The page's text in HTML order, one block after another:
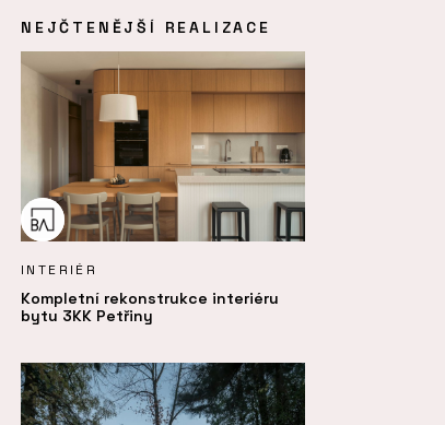
NEJČTENĚJŠÍ REALIZACE
INTERIÉR
Kompletní rekonstrukce interiéru
bytu 3KK Petřiny